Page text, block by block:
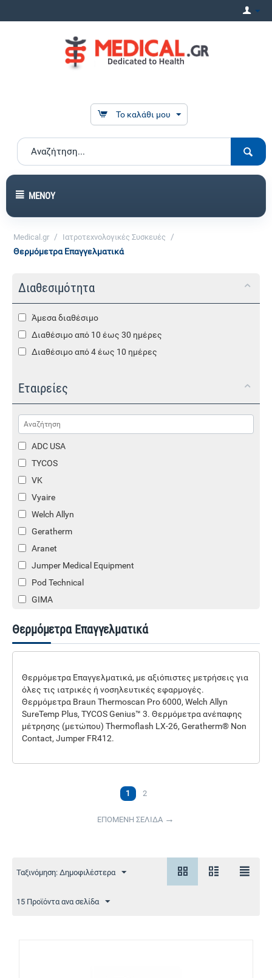
Το καλάθι μου
ΜΕΝΟΎ
Medical.gr / Ιατροτεχνολογικές Συσκευές
/
Θερμόμετρα Επαγγελματικά
Διαθεσιμότητα
Άμεσα διαθέσιμο
Διαθέσιμο από 10 έως 30 ημέρες
Διαθέσιμο από 4 έως 10 ημέρες
Εταιρείες
ADC USA
TYCOS
VK
Vyaire
Welch Allyn
Geratherm
Aranet
Jumper Medical Equipment
Pod Technical
GIMA
Medisana
Θερμόμετρα Επαγγελματικά
Θερμόμετρα Επαγγελματικά, με αξιόπιστες μετρήσεις για
όλες τις ιατρικές ή νοσηλευτικές εφαρμογές.
Θερμόμετρα Braun Thermoscan Pro 6000, Welch Allyn
SureTemp Plus, TYCOS Genius™ 3. Θερμόμετρα ανέπαφης
μέτρησης (μετώπου) Thermoflash LX-26, Geratherm® Non
Contact, Jumper FR412.
1 2
ΕΠΟΜΕΝΗ ΣΕΛΙΔΑ
Ταξινόμηση: Δημοφιλέστερα
15 Προϊόντα ανα σελίδα